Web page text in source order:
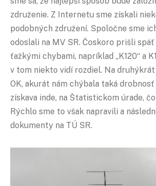
združenie. Z Internetu sme získali
podobných združení. Spoločne sme
odoslali na MV SR. Čoskoro prišli
ťažkými chybami, napríklad „K120“ a
v tom niekto vidí rozdiel. Na
OK, akurát nám chýbala taká drobnosť
získava inde, na Štatistickom úrade,
Rýchlo sme to však napravili a
dokumenty na TÚ SR.